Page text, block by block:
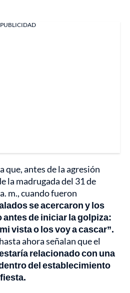
PUBLICIDAD
antes de la agresión
la madrugada del 31 de
m., cuando fueron
se acercaron y los
de iniciar la golpiza:
vista o los voy a cascar”.
ahora señalan que el
relacionado con una
del establecimiento